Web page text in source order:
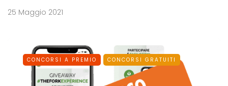
25 Maggio 2021
CONCORSI A PREMIO CONCORSI GRATUITI